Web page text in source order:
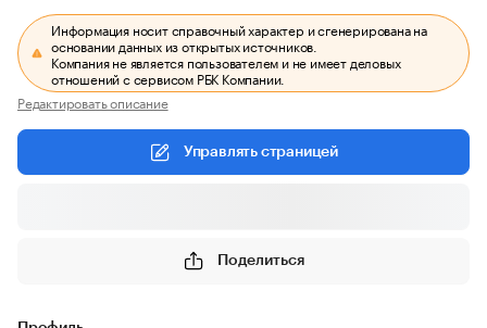
Информация носит справочный характер и сгенерирована на
основании данных из открытых источников.
Компания не является пользователем и не имеет деловых
отношений с сервисом РБК Компании.
Редактировать описание
Управлять страницей
Поделиться